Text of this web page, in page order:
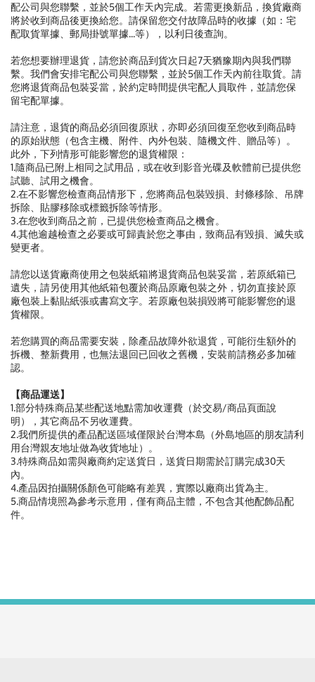
配公司與您聯繫，並於5個工作天內完成。若需更換新品，換貨廠商
將於收到商品後更換給您。請保留您交付故障品時的收據（如：宅
配取貨單據、郵局掛號單據...等），以利日後查詢。
若您想要辦理退貨，請您於商品到貨次日起7天猶豫期內與我們聯
繫。我們會安排宅配公司與您聯繫，並於5個工作天內前往取貨。請
您將退貨商品包裝妥當，於約定時間提供宅配人員取件，並請您保
留宅配單據。
請注意，退貨的商品必須回復原狀，亦即必須回復至您收到商品時
的原始狀態（包含主機、附件、內外包裝、隨機文件、贈品等）。
此外，下列情形可能影響您的退貨權限：
1.隨商品已附上相同之試用品，或在收到影音光碟及軟體前已提供您
試聽、試用之機會。
2.在不影響您檢查商品情形下，您將商品包裝毀損、封條移除、吊牌
拆除、貼膠移除或標籤拆除等情形。
3.在您收到商品之前，已提供您檢查商品之機會。
4.其他逾越檢查之必要或可歸責於您之事由，致商品有毀損、滅失或
變更者。
請您以送貨廠商使用之包裝紙箱將退貨商品包裝妥當，若原紙箱已
遺失，請另使用其他紙箱包覆於商品原廠包裝之外，切勿直接於原
廠包裝上黏貼紙張或書寫文字。若原廠包裝損毀將可能影響您的退
貨權限。
若您購買的商品需要安裝，除產品故障外欲退貨，可能衍生額外的
拆機、整新費用，也無法退回已回收之舊機，安裝前請務必多加確
認。
【商品運送】
1.部分特殊商品某些配送地點需加收運費（於交易/商品頁面說
明），其它商品不另收運費。
2.我們所提供的產品配送區域僅限於台灣本島（外島地區的朋友請利
用台灣親友地址做為收貨地址）。
3.特殊商品如需與廠商約定送貨日，送貨日期需於訂購完成30天
內。
4.產品因拍攝關係顏色可能略有差異，實際以廠商出貨為主。
5.商品情境照為參考示意用，僅有商品主體，不包含其他配飾品配
件。